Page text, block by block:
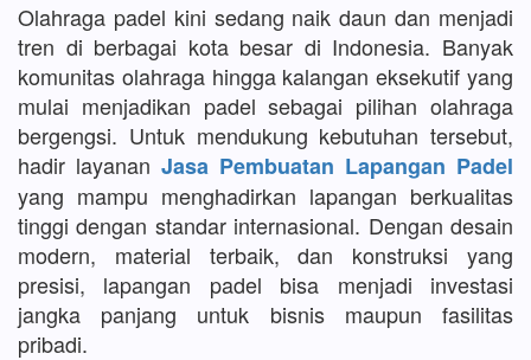
Olahraga padel kini sedang naik daun dan menjadi
tren di berbagai kota besar di Indonesia. Banyak
komunitas olahraga hingga kalangan eksekutif yang
mulai menjadikan padel sebagai pilihan olahraga
bergengsi. Untuk mendukung kebutuhan tersebut,
hadir layanan Jasa Pembuatan Lapangan Padel
yang mampu menghadirkan lapangan berkualitas
tinggi dengan standar internasional. Dengan desain
modern, material terbaik, dan konstruksi yang
presisi, lapangan padel bisa menjadi investasi
jangka panjang untuk bisnis maupun fasilitas
pribadi.